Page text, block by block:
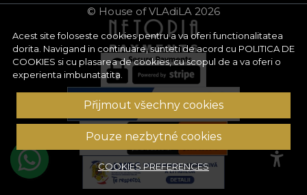
Acest site foloseste cookies pentru a va oferi functionalitatea
dorita. Navigand in continuare, sunteti de acord cu POLITICA DE
COOKIES si cu plasarea de cookies, cu scopul de a va oferi o
experienta imbunatatita.
Přijmout všechny cookies
Pouze nezbytné cookies
COOKIES PREFERENCES
© House of VLAdiLA 2026